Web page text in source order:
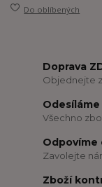
Do oblíbených
Doprava
Objednejte
Všechno
Odpovíme
Zavolejte
Zboží